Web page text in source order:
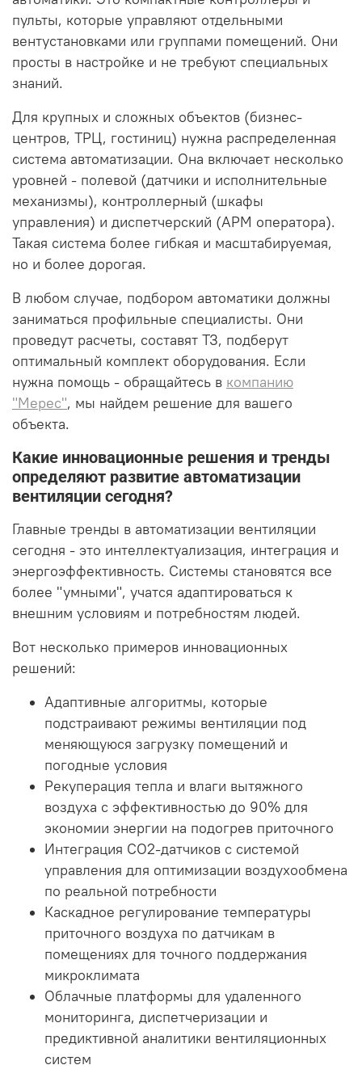
пульты, которые управляют отдельными
вентустановками или группами помещений. Они
просты в настройке и не требуют специальных
знаний.
Для крупных и сложных объектов (бизнес-
центров, ТРЦ, гостиниц) нужна распределенная
система автоматизации. Она включает несколько
уровней - полевой (датчики и исполнительные
механизмы), контроллерный (шкафы
управления) и диспетчерский (АРМ оператора).
Такая система более гибкая и масштабируемая,
но и более дорогая.
В любом случае, подбором автоматики должны
заниматься профильные специалисты. Они
проведут расчеты, составят ТЗ, подберут
оптимальный комплект оборудования. Если
нужна помощь - обращайтесь в компанию
"Мерес", мы найдем решение для вашего
объекта.
Какие инновационные решения и тренды
определяют развитие автоматизации
вентиляции сегодня?
Главные тренды в автоматизации вентиляции
сегодня - это интеллектуализация, интеграция и
энергоэффективность. Системы становятся все
более "умными", учатся адаптироваться к
внешним условиям и потребностям людей.
Вот несколько примеров инновационных
решений:
Адаптивные алгоритмы, которые
подстраивают режимы вентиляции под
меняющуюся загрузку помещений и
погодные условия
Рекуперация тепла и влаги вытяжного
воздуха с эффективностью до 90% для
экономии энергии на подогрев приточного
Интеграция CO2-датчиков с системой
управления для оптимизации воздухообмена
по реальной потребности
Каскадное регулирование температуры
приточного воздуха по датчикам в
помещениях для точного поддержания
микроклимата
Облачные платформы для удаленного
мониторинга, диспетчеризации и
предиктивной аналитики вентиляционных
систем